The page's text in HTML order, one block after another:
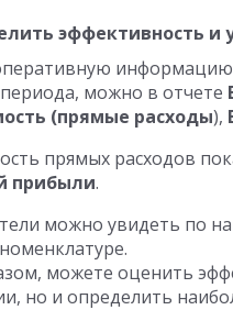
эффективность
информацию
можно в отчете
(прямые расходы),
прямых расходов
прибыли.
можно увидеть по
можете оценить
но и определить